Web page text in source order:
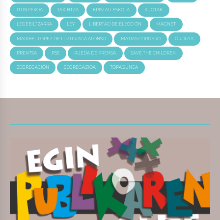
ITUNPEKOA JAKINTZA KRISTAU ESKOLA KUOTAK
LEGEBILTZARRA LEY LIBERTAD DE ELECCIÓN MAGNET
MARIBEL LOPEZ DE LUZURIAGA ALONSO MATIAS CORDERO ORDIZIA
PRENTSA PSE RUEDA DE PRENSA SAVE THE CHILDREN
SEGREGACIÓN SEGREGAZIOA TOPAGUNEA